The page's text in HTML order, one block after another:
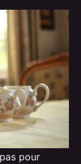
pour